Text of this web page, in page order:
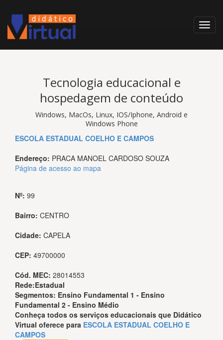
Tecnologia educacional e
hospedagem de conteúdo
Windows, MacOs, Linux, IOS/Iphone, Android e
Windows Phone
ESCOLA ESTADUAL COELHO E CAMPOS
Endereço: PRACA MANOEL CARDOSO SOUZA
Página de acesso ao mapa
Nº: 99
Bairro: CENTRO
Cidade: CAPELA
CEP: 49700000
Cód. MEC: 28014553
Rede:Estadual
Segmentos: Ensino Fundamental 1 - Ensino
Fundamental 2 - Ensino Médio
Conheça todos os serviços educacionais que Didático
Virtual oferece para ESCOLA ESTADUAL COELHO E
CAMPOS